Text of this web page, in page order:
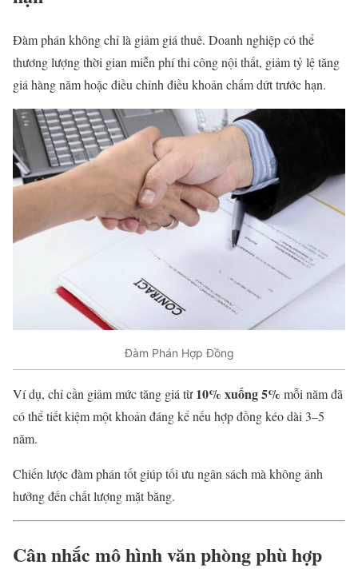
Đàm phán không chỉ là giảm giá thuê. Doanh nghiệp có thể
thương lượng thời gian miễn phí thi công nội thất, giảm tỷ lệ tăng
giá hàng năm hoặc điều chỉnh điều khoản chấm dứt trước hạn.
Đàm Phán Hợp Đồng
Ví dụ, chỉ cần giảm mức tăng giá từ 10% xuống 5% mỗi năm đã
có thể tiết kiệm một khoản đáng kể nếu hợp đồng kéo dài 3–5
năm.
Chiến lược đàm phán tốt giúp tối ưu ngân sách mà không ảnh
hưởng đến chất lượng mặt bằng.
Cân nhắc mô hình văn phòng phù hợp